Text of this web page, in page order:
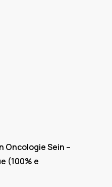
Oncologie Sein –
(100% e